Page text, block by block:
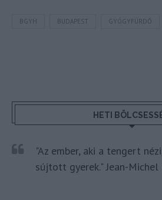
BGYH BUDAPEST GYÓGYFÜRDŐ
HETI
"Az ember, aki a tengert
sújtott gyerek." Jean-